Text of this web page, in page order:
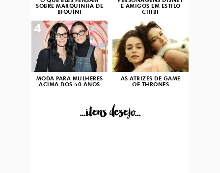
SOBRE MARQUINHA DE
BIQUÍNI
E AMIGOS EM ESTILO
CHIBI
MODA PARA MULHERES
ACIMA DOS 50 ANOS
4
AS ATRIZES DE GAME
OF THRONES
...itens desejo...